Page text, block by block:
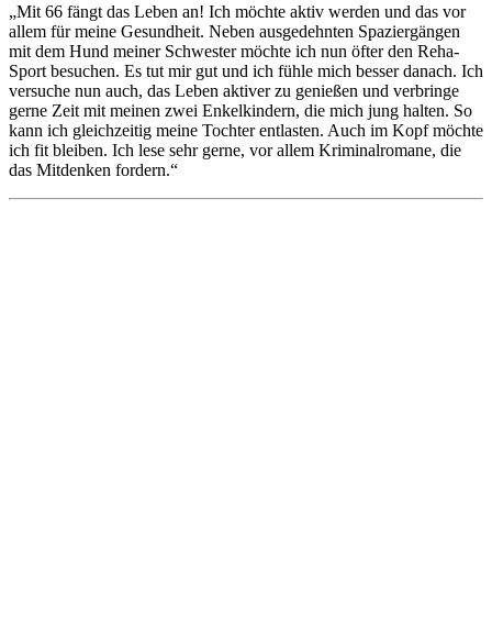
„Mit 66 fängt das Leben an! Ich möchte aktiv werden und das vor
allem für meine Gesundheit. Neben ausgedehnten Spaziergängen
mit dem Hund meiner Schwester möchte ich nun öfter den Reha-
Sport besuchen. Es tut mir gut und ich fühle mich besser danach. Ich
versuche nun auch, das Leben aktiver zu genießen und verbringe
gerne Zeit mit meinen zwei Enkelkindern, die mich jung halten. So
kann ich gleichzeitig meine Tochter entlasten. Auch im Kopf möchte
ich fit bleiben. Ich lese sehr gerne, vor allem Kriminalromane, die
das Mitdenken fordern.“